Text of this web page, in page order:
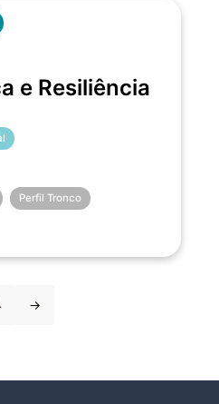
e Resiliência
Perfil Tronco
→